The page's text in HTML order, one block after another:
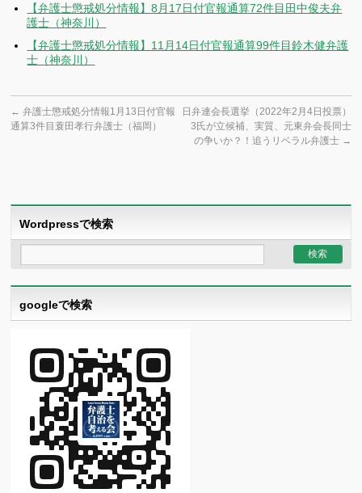
【弁護士懲戒処分情報】8月17日付官報通算72件目田中俊夫弁
護士（神奈川）
【弁護士懲戒処分情報】11月14日付官報通算99件目鈴木健弁護
士（神奈川）
← 弁護士懲戒処分情報1月13日付官報
通算3件目蓑田孝行弁護士（福岡）
日弁連会長選挙（2022年2月4日投票）
3氏が立候補、実質、元東弁会長同士
の争いか？！追うリベラル弁護士 →
Wordpressで検索
googleで検索